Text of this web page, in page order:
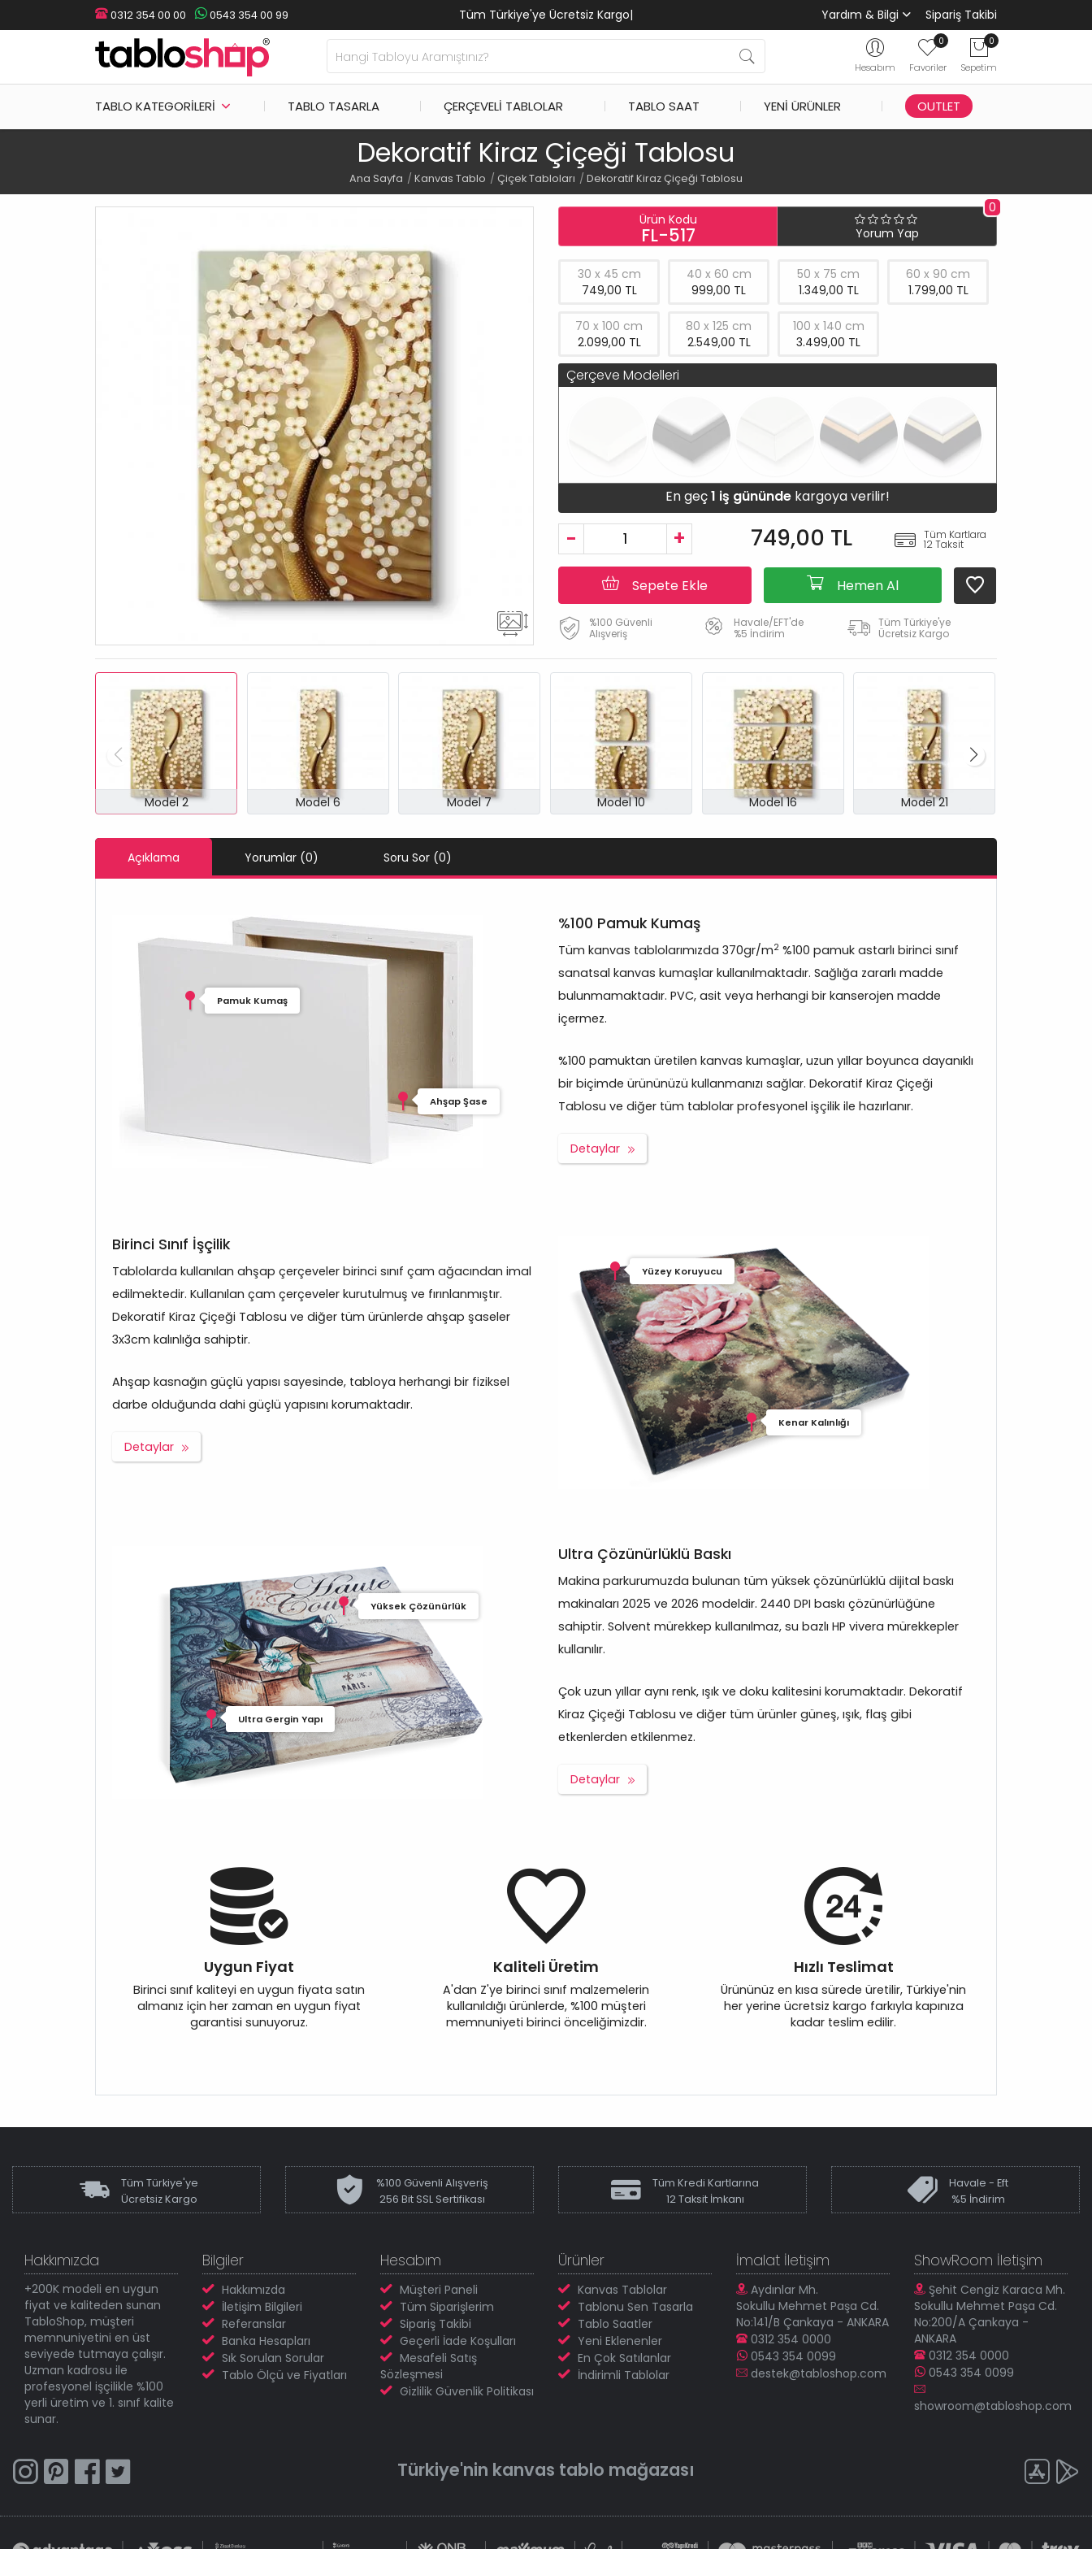
0312 354 00 00 0543 354 00 99 Tüm Türkiye'ye Ücretsiz Kargo| Yardım & Bilgi Sipariş Takibi
Hesabım
0
Favoriler
0
Sepetim
TABLO KATEGORILERI TABLO TASARLA ÇERÇEVELI TABLOLAR TABLO SAAT YENI ÜRÜNLER OUTLET
Dekoratif Kiraz Çiçeği Tablosu
Ana Sayfa Kanvas Tablo Çiçek Tabloları Dekoratif Kiraz Çiçeği Tablosu
Ürün Kodu
FL-517
0
Yorum Yap
30 x 45 cm
749,00 TL
40 x 60 cm
999,00 TL
50 x 75 cm
1.349,00 TL
60 x 90 cm
1.799,00 TL
70 x 100 cm
2.099,00 TL
80 x 125 cm
2.549,00 TL
100 x 140 cm
3.499,00 TL
Çerçeve Modelleri
En geç1 iş gününde kargoya verilir!
- + 749,00 TL Tüm Kartlara
12 Taksit
Sepete Ekle Hemen Al
%100 Güvenli
Alışveriş
Havale/EFT'de
%5 İndirim
Tüm Türkiye'ye
Ücretsiz Kargo
Model 2 Model 6 Model 7 Model 10 Model 16 Model 21
Açıklama Yorumlar (0) Soru Sor (0)
Pamuk Kumaş
Ahşap Şase
%100 Pamuk Kumaş
Tüm kanvas tablolarımızda 370gr/m2 %100 pamuk astarlı birinci sınıf
sanatsal kanvas kumaşlar kullanılmaktadır. Sağlığa zararlı madde
bulunmamaktadır. PVC, asit veya herhangi bir kanserojen madde
içermez.
%100 pamuktan üretilen kanvas kumaşlar, uzun yıllar boyunca dayanıklı
bir biçimde ürününüzü kullanmanızı sağlar. Dekoratif Kiraz Çiçeği
Tablosu ve diğer tüm tablolar profesyonel işçilik ile hazırlanır.
Detaylar
Birinci Sınıf İşçilik
Tablolarda kullanılan ahşap çerçeveler birinci sınıf çam ağacından imal
edilmektedir. Kullanılan çam çerçeveler kurutulmuş ve fırınlanmıştır.
Dekoratif Kiraz Çiçeği Tablosu ve diğer tüm ürünlerde ahşap şaseler
3x3cm kalınlığa sahiptir.
Ahşap kasnağın güçlü yapısı sayesinde, tabloya herhangi bir fiziksel
darbe olduğunda dahi güçlü yapısını korumaktadır.
Detaylar
Yüzey Koruyucu
Kenar Kalınlığı
Yüksek Çözünürlük
Ultra Gergin Yapı
Ultra Çözünürlüklü Baskı
Makina parkurumuzda bulunan tüm yüksek çözünürlüklü dijital baskı
makinaları 2025 ve 2026 modeldir. 2440 DPI baskı çözünürlüğüne
sahiptir. Solvent mürekkep kullanılmaz, su bazlı HP vivera mürekkepler
kullanılır.
Çok uzun yıllar aynı renk, ışık ve doku kalitesini korumaktadır. Dekoratif
Kiraz Çiçeği Tablosu ve diğer tüm ürünler güneş, ışık, flaş gibi
etkenlerden etkilenmez.
Detaylar
Uygun Fiyat
Birinci sınıf kaliteyi en uygun fiyata satın
almanız için her zaman en uygun fiyat
garantisi sunuyoruz.
Kaliteli Üretim
A'dan Z'ye birinci sınıf malzemelerin
kullanıldığı ürünlerde, %100 müşteri
memnuniyeti birinci önceliğimizdir.
Hızlı Teslimat
Ürününüz en kısa sürede üretilir, Türkiye'nin
her yerine ücretsiz kargo farkıyla kapınıza
kadar teslim edilir.
Tüm Türkiye'ye
Ücretsiz Kargo
%100 Güvenli Alışveriş
256 Bit SSL Sertifikası
Tüm Kredi Kartlarına
12 Taksit İmkanı
Havale - Eft
%5 İndirim
Hakkımızda
+200K modeli en uygun
fiyat ve kaliteden sunan
TabloShop, müşteri
memnuniyetini en üst
seviyede tutmaya çalışır.
Uzman kadrosu ile
profesyonel işçilikle %100
yerli üretim ve 1. sınıf kalite
sunar.
Bilgiler
Hakkımızda
İletişim Bilgileri
Referanslar
Banka Hesapları
Sık Sorulan Sorular
Tablo Ölçü ve Fiyatları
Hesabım
Müşteri Paneli
Tüm Siparişlerim
Sipariş Takibi
Geçerli İade Koşulları
Mesafeli Satış
Sözleşmesi
Gizlilik Güvenlik Politikası
Ürünler
Kanvas Tablolar
Tablonu Sen Tasarla
Tablo Saatler
Yeni Eklenenler
En Çok Satılanlar
İndirimli Tablolar
İmalat İletişim
Aydınlar Mh.
Sokullu Mehmet Paşa Cd.
No:141/B Çankaya - ANKARA
0312 354 0000
0543 354 0099
destek@tabloshop.com
ShowRoom İletişim
Şehit Cengiz Karaca Mh.
Sokullu Mehmet Paşa Cd.
No:200/A Çankaya -
ANKARA
0312 354 0000
0543 354 0099
showroom@tabloshop.com
Türkiye'nin kanvas tablo mağazası